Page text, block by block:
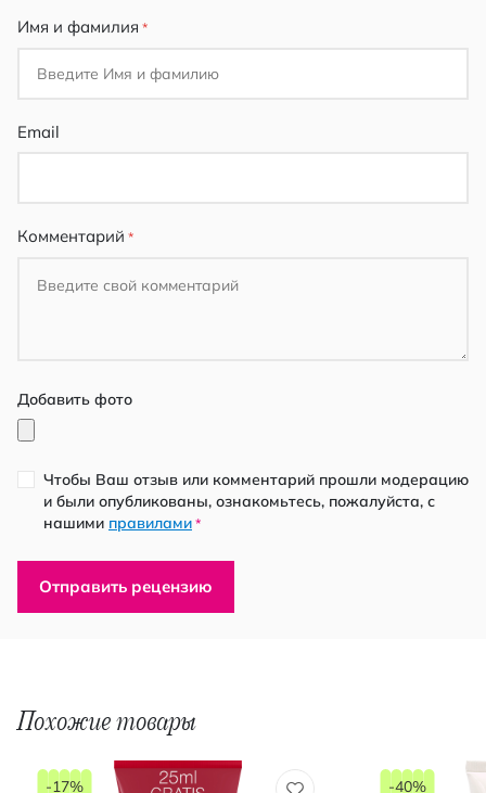
Имя и фамилия
Email
Комментарий
Добавить фото
Чтобы Ваш отзыв или комментарий прошли модерацию
и были опубликованы, ознакомьтесь, пожалуйста, с
нашими правилами *
Отправить рецензию
Похожие товары
-17% -40%